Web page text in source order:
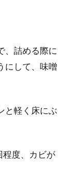
、詰める際に
にして、味噌
と軽く床にぶ
程度、カビが